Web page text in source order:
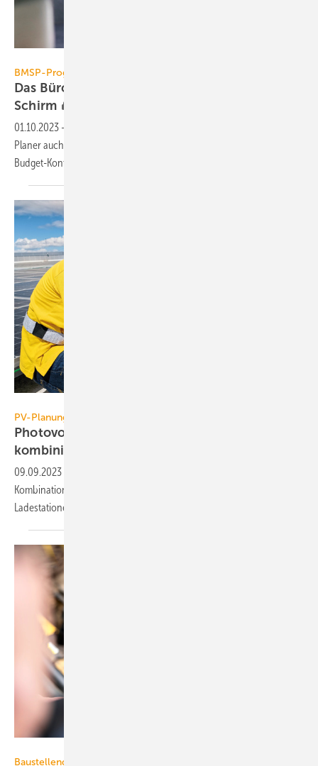
BMSP-Programme
Das Büro und die Projekte überall auf dem
Schirm
01.10.2023 -
Planer auch bei der mobilen Büro-, Bauzeiten- und
Budget-Kontrolle.
PV-Planungsprogramme
Photovoltaik-Anlagen optimal planen und
kombinieren
09.09.2023
Kombinationen mit Stromspeichern, Wärmepumpen und
Ladestationen erfordert spezielle
Baustellendokumentation